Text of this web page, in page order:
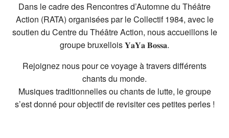
Dans le cadre des Rencontres d’Automne du Théâtre
Action (RATA) organisées par le Collectif 1984, avec le
soutien du Centre du Théâtre Action, nous accueillons le
groupe bruxellois 𝐘𝐚𝐘𝐚 𝐁𝐨𝐬𝐬𝐚.
Rejoignez nous pour ce voyage à travers différents
chants du monde.
Musiques traditionnelles ou chants de lutte, le groupe
s’est donné pour objectif de revisiter ces petites perles !